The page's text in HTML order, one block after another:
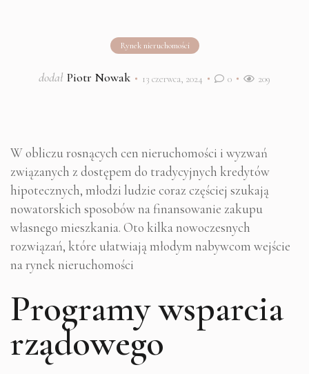
Rynek nieruchomości
dodał Piotr Nowak 13 czerwca, 2024 0 209
W obliczu rosnących cen nieruchomości i wyzwań
związanych z dostępem do tradycyjnych kredytów
hipotecznych, młodzi ludzie coraz częściej szukają
nowatorskich sposobów na finansowanie zakupu
własnego mieszkania. Oto kilka nowoczesnych
rozwiązań, które ułatwiają młodym nabywcom wejście
na rynek nieruchomości
Programy wsparcia
rządowego